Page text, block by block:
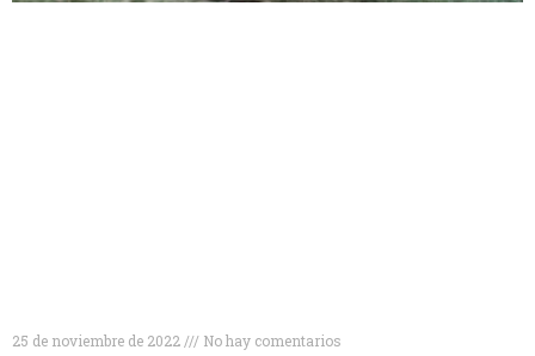
25 de noviembre de 2022
No hay comentarios